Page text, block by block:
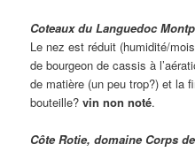
Coteaux du Languedoc
Le nez est réduit (humidité/
de bourgeon de cassis à
de matière (un peu trop?) et la
bouteille?vin non noté.
Côte Rotie, domaine Corps